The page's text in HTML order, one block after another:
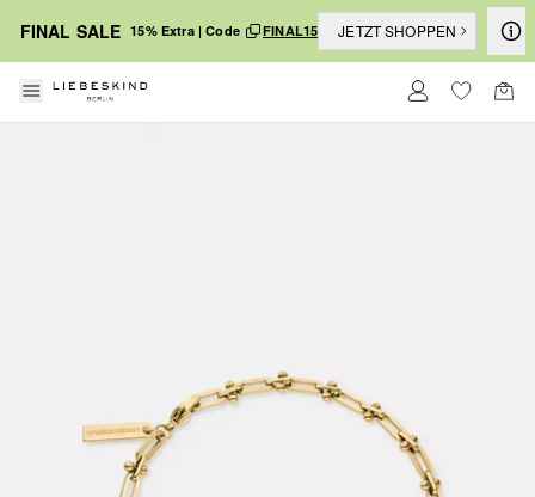
FINAL SALE 15% Extra | Code FINAL15 JETZT SHOPPEN